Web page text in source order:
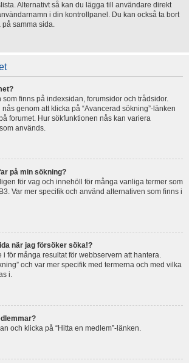
Alternativt så kan du lägga till användare direkt
i din kontrollpanel. Du kan också ta bort
samma sida.
som finns på indexsidan, forumsidor och trådsidor.
genom att klicka på “Avancerad sökning”-länken
forumet. Hur sökfunktionen nås kan variera
används.
på min sökning?
för vag och innehöll för många vanliga termer som
Var mer specifik och använd alternativen som finns i
när jag försöker söka!?
i för många resultat för webbservern att hantera.
och var mer specifik med termerna och med vilka
i.
och klicka på “Hitta en medlem”-länken.